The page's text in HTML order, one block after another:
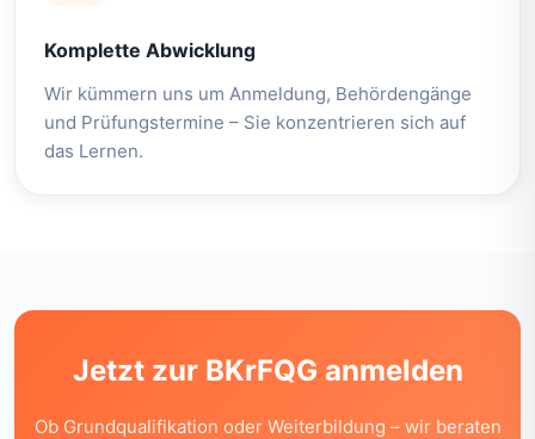
Komplette Abwicklung
Wir kümmern uns um Anmeldung, Behördengänge
und Prüfungstermine – Sie konzentrieren sich auf
das Lernen.
Jetzt zur BKrFQG anmelden
Ob Grundqualifikation oder Weiterbildung – wir beraten